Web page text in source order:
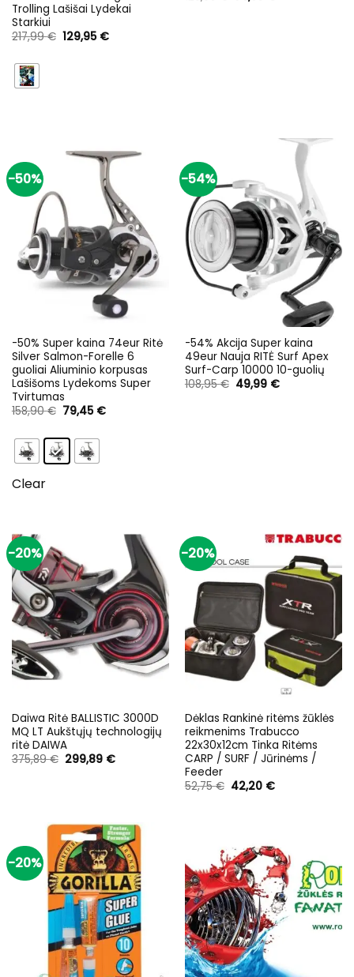
Trolling Lašišai Lydekai
Starkiui
217,99€ Original
price
129,95 €Current
price
-50%
-50% Super kaina 74eur Ritė
Silver Salmon-Forelle 6
guoliai Aliuminio korpusas
Lašišoms Lydekoms Super
Tvirtumas
158,90€ Original
price
158,90 €.
79,45 €Current
Clear
-54%
-54% Akcija Super kaina
49eur Nauja RITĖ Surf Apex
Surf-Carp 10000 10-guolių
108,95€ Original
price
49,99 €Current
-20%
Daiwa Ritė BALLISTIC 3000D
MQ LT Aukštųjų technologijų
ritė DAIWA
375,89€ Original
price
299,89 €Current
-20%
Dėklas Rankinė ritėms žūklės
reikmenims Trabucco
22x30x12cm Tinka Ritėms
CARP / SURF / Jūrinėms /
Feeder
52,75€ Original
price
42,20 €Current
-20%